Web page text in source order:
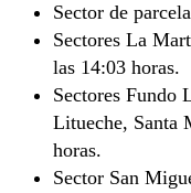
Sector de
Sectores La
las 14:03 horas.
Sectores Fundo
Litueche, Santa
horas.
Sector San